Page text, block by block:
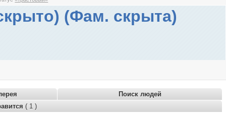
(Фам. скрыта)
Поиск людей
( 1 )